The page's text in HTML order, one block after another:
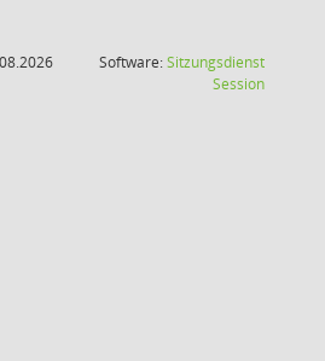
Software:Sitzungsdienst
Session(Wird in